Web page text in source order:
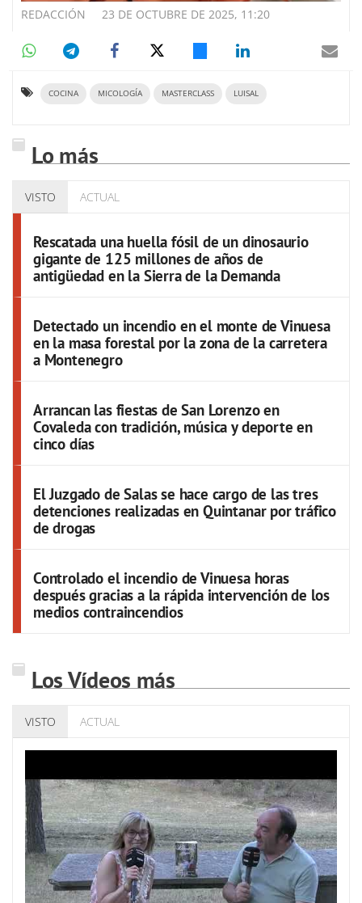
23 DE OCTUBRE DE 2025, 11:20
REDACCIÓN
COCINA MICOLOGÍA MASTERCLASS LUISAL
Lo más
VISTO ACTUAL
Rescatada una huella fósil de un dinosaurio
gigante de 125 millones de años de
antigüedad en la Sierra de la Demanda
Detectado un incendio en el monte de Vinuesa
en la masa forestal por la zona de la carretera
a Montenegro
Arrancan las fiestas de San Lorenzo en
Covaleda con tradición, música y deporte en
cinco días
El Juzgado de Salas se hace cargo de las tres
detenciones realizadas en Quintanar por tráfico
de drogas
Controlado el incendio de Vinuesa horas
después gracias a la rápida intervención de los
medios contraincendios
Los Vídeos más
VISTO ACTUAL